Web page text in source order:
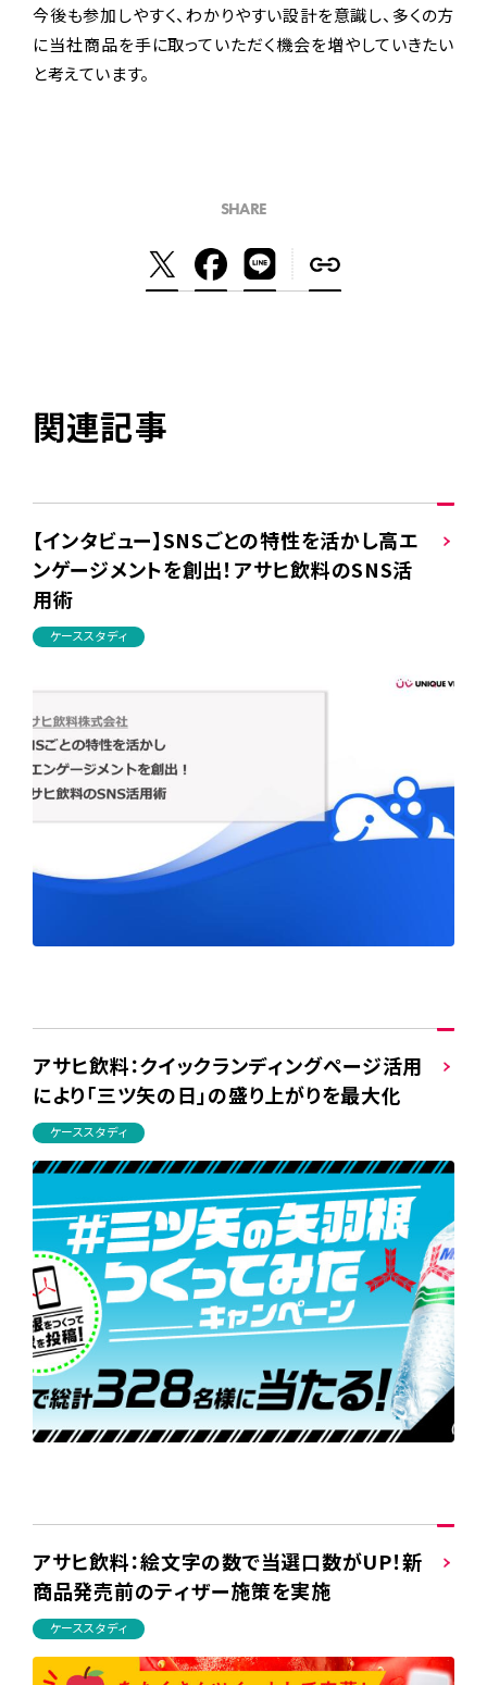
今後も参加しやすく、わかりやすい設計を意識し、多くの方
に当社商品を手に取っていただく機会を増やしていきたい
と考えています。
SHARE
関連記事
【インタビュー】SNSごとの特性を活かし高エ
ンゲージメントを創出！アサヒ飲料のSNS活
用術
ケーススタディ
アサヒ飲料：クイックランディングページ活用
により「三ツ矢の日」の盛り上がりを最大化
ケーススタディ
アサヒ飲料：絵文字の数で当選口数がUP！新
商品発売前のティザー施策を実施
ケーススタディ